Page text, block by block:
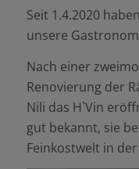
Seit 1.4.2020
unsere
Nach einer
Renovierung der
Nili das H`Vin
gut bekannt, sie
Feinkostwelt in